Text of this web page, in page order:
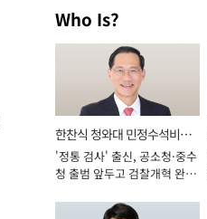
Who Is?
한찬식 청와대 민정수석비서
관
'정통 검사' 출신, 공소청·중수
청 출범 앞두고 검찰개혁 완수